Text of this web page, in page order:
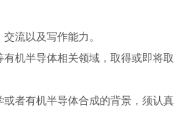
流以及写作能力。
机半导体相关领域，取得或即将
者有机半导体合成的背景，须认